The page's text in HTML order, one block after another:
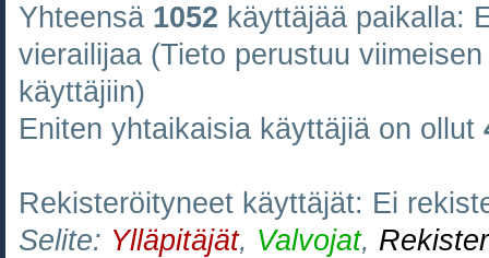
Yhteensä 1052 käyttäjää paikalla:
vierailijaa (Tieto perustuu
käyttäjiin)
Eniten yhtaikaisia käyttäjiä on ollut
Rekisteröityneet käyttäjät: Ei
Selite: Ylläpitäjät, Valvojat,